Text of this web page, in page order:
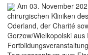
Am 03. November
chirurgischen Kliniken
Oderland, der Charité
Gorzow/Wielkopolski aus